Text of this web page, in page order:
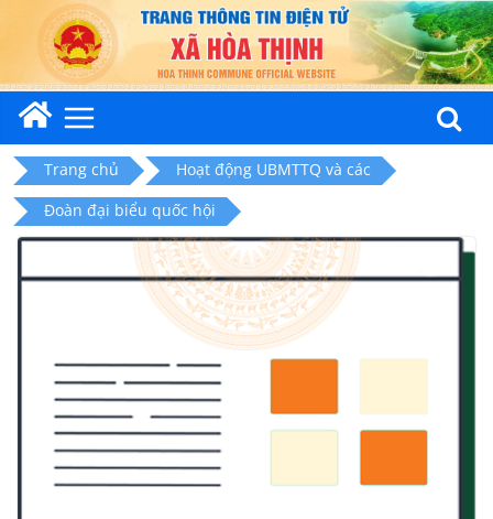
content
Trang chủ
Hoạt động UBMTTQ và các
Đoàn đại biểu quốc hội